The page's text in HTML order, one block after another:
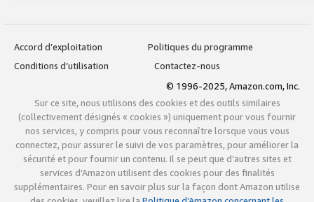
Accord d’exploitation
Politiques du programme
Conditions d’utilisation
Contactez-nous
© 1996-2025, Amazon.com, Inc.
Sur ce site, nous utilisons des cookies et des outils similaires
(collectivement désignés « cookies ») uniquement pour vous fournir
nos services, y compris pour vous reconnaître lorsque vous vous
connectez, pour assurer le suivi de vos paramètres, pour améliorer la
sécurité et pour fournir un contenu. Il se peut que d’autres sites et
services d’Amazon utilisent des cookies pour des finalités
supplémentaires. Pour en savoir plus sur la façon dont Amazon utilise